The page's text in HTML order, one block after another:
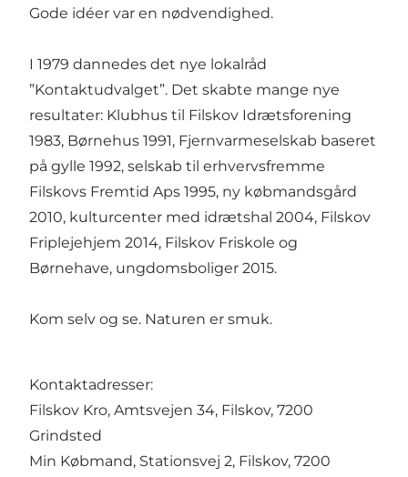
Gode idéer var en nødvendighed.
I 1979 dannedes det nye lokalråd
”Kontaktudvalget”. Det skabte mange nye
resultater: Klubhus til Filskov Idrætsforening
1983, Børnehus 1991, Fjernvarmeselskab baseret
på gylle 1992, selskab til erhvervsfremme
Filskovs Fremtid Aps 1995, ny købmandsgård
2010, kulturcenter med idrætshal 2004, Filskov
Friplejehjem 2014, Filskov Friskole og
Børnehave, ungdomsboliger 2015.
Kom selv og se. Naturen er smuk.
Kontaktadresser:
Filskov Kro, Amtsvejen 34, Filskov, 7200
Grindsted
Min Købmand, Stationsvej 2, Filskov, 7200